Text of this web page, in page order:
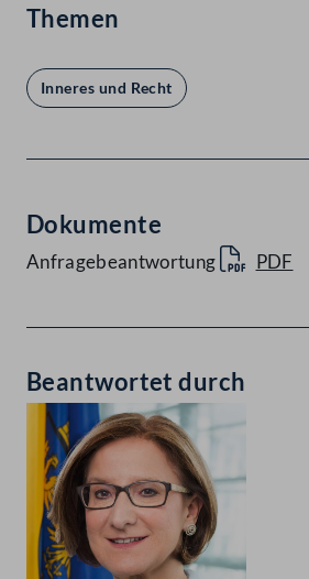
Themen
Inneres und Recht
Dokumente
Anfragebeantwortung PDF
Beantwortet durch